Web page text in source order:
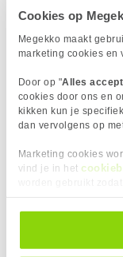
Cookies op
Megekko maakt
marketing cookies en
Door op "Alles
cookies door ons en
kikken kun je
dan vervolgens op
Marketing cookies
vind je in het
alle cookies. Je kunt
door in de footer van
automatisch
Tot
Secure
Samsung